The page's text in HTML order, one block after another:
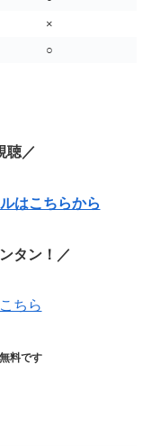
×
○
聴／
はこちらから
タン！／
ちら
料です